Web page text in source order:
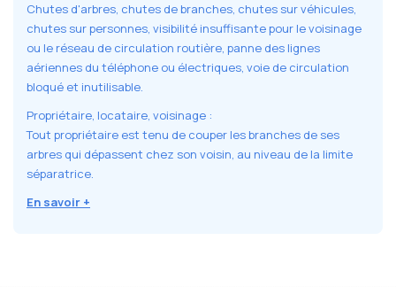
Chutes d'arbres, chutes de branches, chutes sur véhicules,
chutes sur personnes, visibilité insuffisante pour le voisinage
ou le réseau de circulation routière, panne des lignes
aériennes du téléphone ou électriques, voie de circulation
bloqué et inutilisable.
Propriétaire, locataire, voisinage :
Tout propriétaire est tenu de couper les branches de ses
arbres qui dépassent chez son voisin, au niveau de la limite
séparatrice.
En savoir +